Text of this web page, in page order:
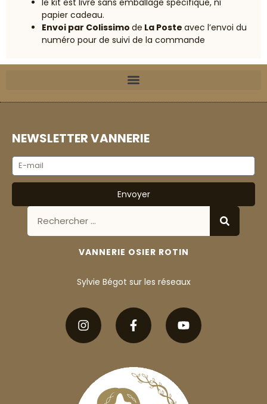
papier cadeau.
Envoi par Colissimo de La Poste avec l’envoi du
numéro pour de suivi de la commande
NEWSLETTER VANNERIE
Envoyer
VANNERIE OSIER ROTIN
Sylvie Bégot sur les réseaux